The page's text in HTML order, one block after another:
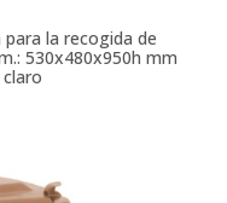
la recogida de
530x480x950h mm